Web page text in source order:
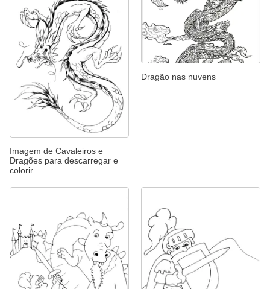
Imagem de Cavaleiros e
Dragões para descarregar e
colorir
Dragão nas nuvens